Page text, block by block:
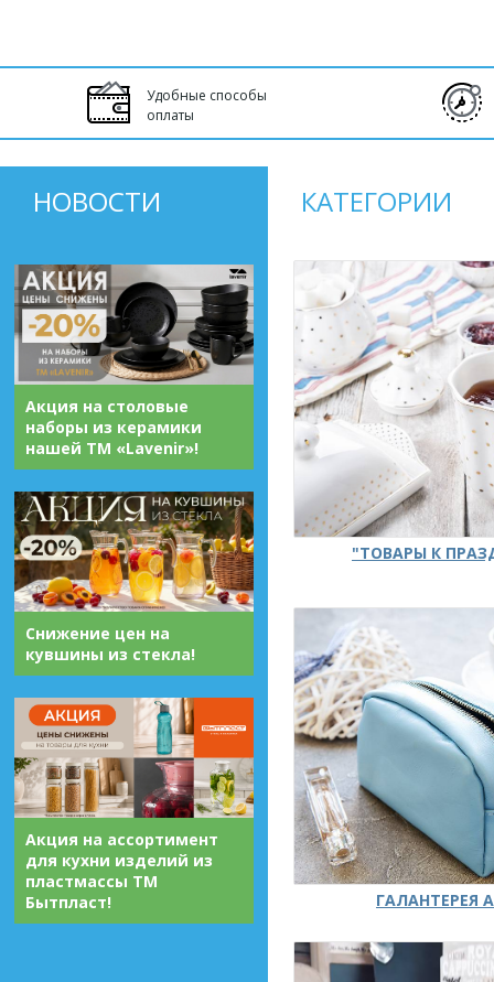
Удобные способы
оплаты
НОВОСТИ
Акция на столовые
наборы из керамики
нашей ТМ «Lavenir»!
Снижение цен на
кувшины из стекла!
Акция на ассортимент
для кухни изделий из
пластмассы ТМ
Бытпласт!
КАТЕГОРИИ
"ТОВАРЫ К
ГАЛАНТЕРЕЯ